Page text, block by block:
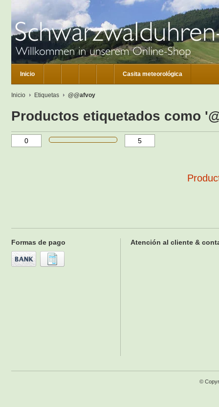
Inicio Casita meteorológica
Inicio Etiquetas @@afvoy
Productos etiquetados como
Formas de pago Atención al cliente &
©